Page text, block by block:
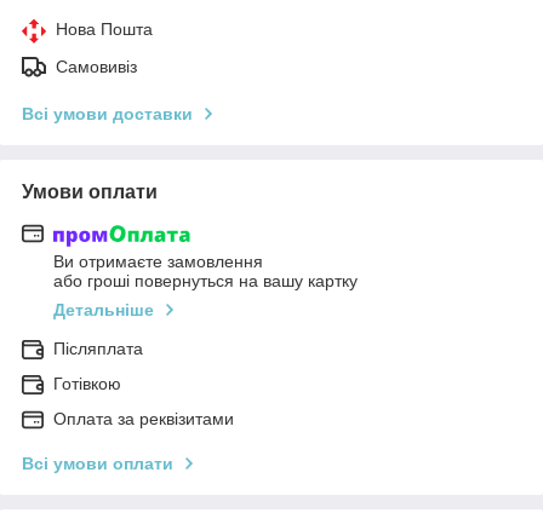
Нова Пошта
Самовивіз
Всі умови доставки
Умови оплати
Ви отримаєте замовлення
або гроші повернуться на вашу картку
Детальніше
Післяплата
Готівкою
Оплата за реквізитами
Всі умови оплати